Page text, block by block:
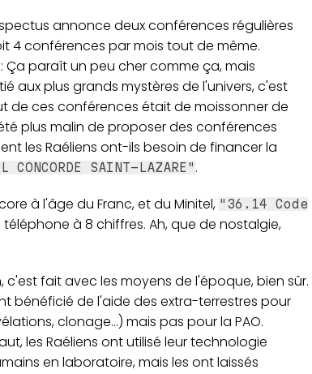
annonce deux conférences régulières
4 conférences par mois tout de même.
: Ça paraît un peu cher comme ça, mais
aux plus grands mystères de l'univers, c'est
de ces conférences était de moissonner de
plus malin de proposer des conférences
les Raéliens ont-ils besoin de financer la
CONCORDE SAINT-LAZARE" .
à l'âge du Franc, et du Minitel, "36.14 Code
à 8 chiffres. Ah, que de nostalgie,
c'est fait avec les moyens de l'époque, bien sûr.
bénéficié de l'aide des extra-terrestres pour
clonage...) mais pas pour la PAO.
les Raéliens ont utilisé leur technologie
en laboratoire, mais les ont laissés